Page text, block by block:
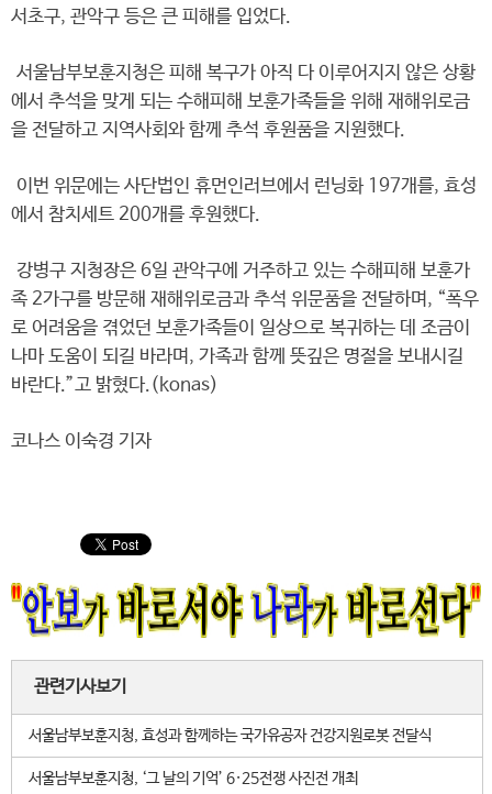
서초구, 관악구 등은 큰 피해를 입었다.
서울남부보훈지청은 피해 복구가 아직 다 이루어지지 않은 상황
에서 추석을 맞게 되는 수해피해 보훈가족들을 위해 재해위로금
을 전달하고 지역사회와 함께 추석 후원품을 지원했다.
이번 위문에는 사단법인 휴먼인러브에서 런닝화 197개를, 효성
에서 참치세트 200개를 후원했다.
강병구 지청장은 6일 관악구에 거주하고 있는 수해피해 보훈가
족 2가구를 방문해 재해위로금과 추석 위문품을 전달하며, “폭우
로 어려움을 겪었던 보훈가족들이 일상으로 복귀하는 데 조금이
나마 도움이 되길 바라며, 가족과 함께 뜻깊은 명절을 보내시길
바란다.”고 밝혔다.(konas)
코나스 이숙경 기자
관련기사보기
서울남부보훈지청, 효성과 함께하는 국가유공자 건강지원로봇 전달식
서울남부보훈지청, ‘그 날의 기억’ 6·25전쟁 사진전 개최